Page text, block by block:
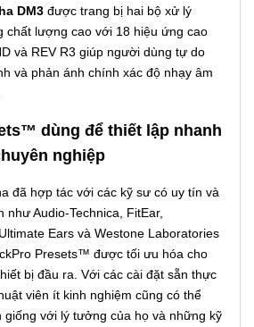
DM3 được trang bị hai bộ xử lý
chất lượng cao với 18 hiệu ứng cao
và REV R3 giúp người dùng tự do
và phản ánh chính xác độ nhạy âm
dùng để thiết lập nhanh
nghiệp
đã hợp tác với các kỹ sư có uy tín và
như Audio-Technica, FitEar,
Ears và Westone Laboratories
Presets™ được tối ưu hóa cho
bị đầu ra. Với các cài đặt sẵn thực
viên ít kinh nghiệm cũng có thể
giống với lý tưởng của họ và những kỹ